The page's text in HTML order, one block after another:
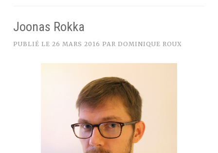
Joonas Rokka
PUBLIÉ LE 26 MARS 2016 PAR DOMINIQUE ROUX